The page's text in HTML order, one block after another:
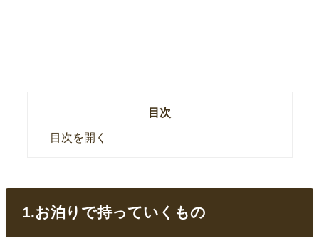
目次
目次を開く
1.お泊りで持っていくもの